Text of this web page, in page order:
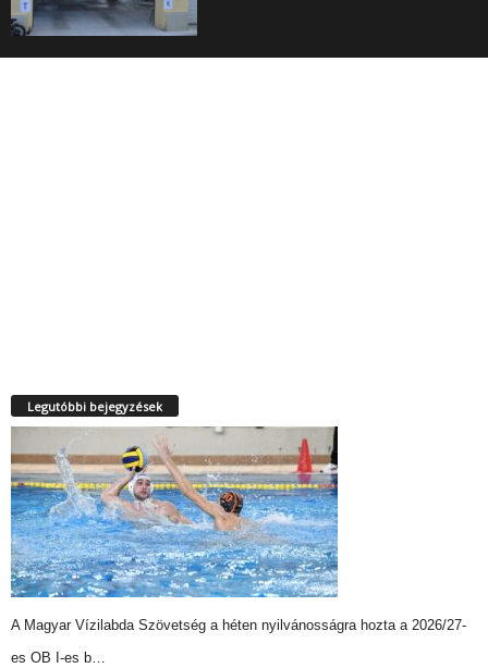
Legutóbbi bejegyzések
A Magyar Vízilabda Szövetség a héten nyilvánosságra hozta a 2026/27-
es OB I-es b…